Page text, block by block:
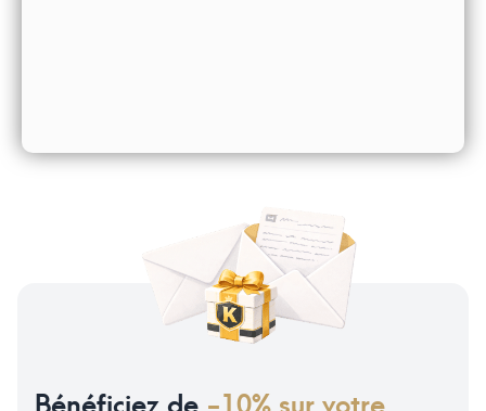
Bénéficiez de -10% sur votre